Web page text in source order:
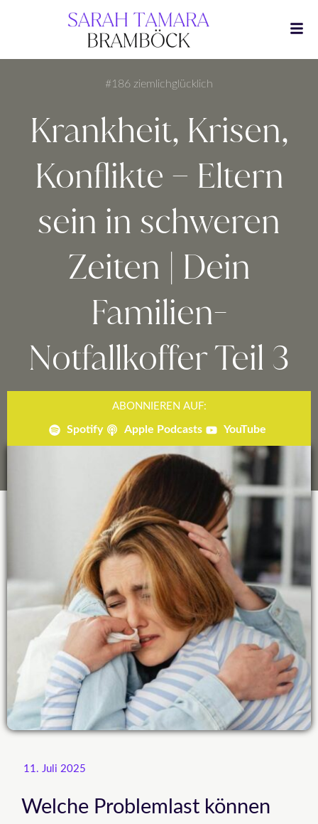
#186 ziemlichglücklich
Krankheit, Krisen,
Konflikte – Eltern
sein in schweren
Zeiten | Dein
Familien-
Notfallkoffer Teil 3
ABONNIEREN AUF:
Spotify Apple Podcasts YouTube
11. Juli 2025
Welche Problemlast können